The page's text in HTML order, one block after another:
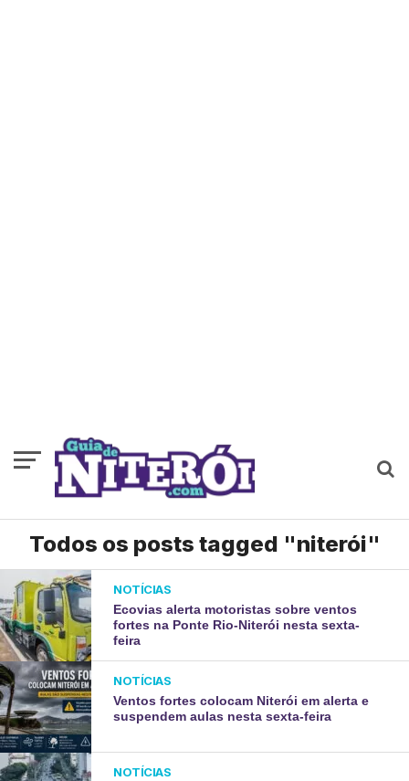
Todos os posts tagged "niterói"
NOTÍCIAS
Ecovias alerta motoristas sobre ventos
fortes na Ponte Rio-Niterói nesta sexta-
feira
NOTÍCIAS
Ventos fortes colocam Niterói em alerta e
suspendem aulas nesta sexta-feira
NOTÍCIAS